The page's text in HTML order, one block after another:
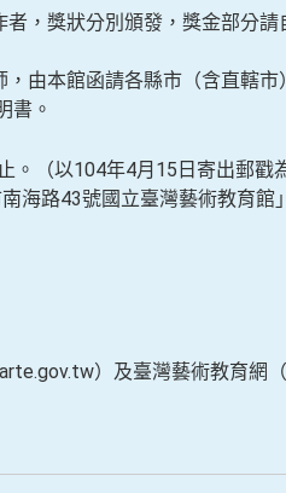
，獎狀分別頒發，獎金部分
由本館函請各縣市（含直轄
書。
（以104年4月15日寄出郵戳
海路43號國立臺灣藝術教育館
）及臺灣藝術教育網